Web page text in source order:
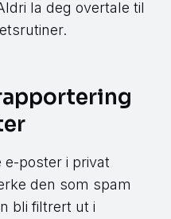
la deg overtale til
poster i privat
den som spam
bli filtrert ut i